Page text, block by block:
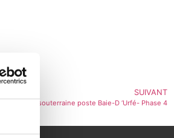
SUIVANT
Canalisation souterraine poste Baie-D ‘Urfé- Phase 4